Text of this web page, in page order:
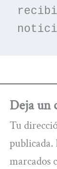
Deja un
Tu
publicada.
marcados